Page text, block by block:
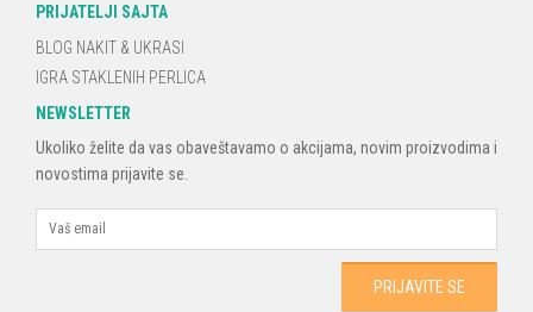
PRIJATELJI SAJTA
BLOG NAKIT & UKRASI
IGRA STAKLENIH PERLICA
NEWSLETTER
Ukoliko želite da vas obaveštavamo o akcijama, novim proizvodima i
novostima prijavite se.